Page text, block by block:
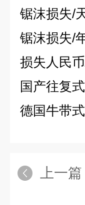
锯沫损失/
锯沫损失/
损失人民
国产往复
德国牛带
上一篇